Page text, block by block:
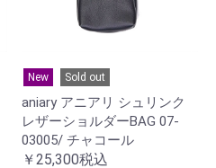
New Sold out
aniary アニアリ シュリンク
レザーショルダーBAG 07-
03005/ チャコール
￥25,300税込